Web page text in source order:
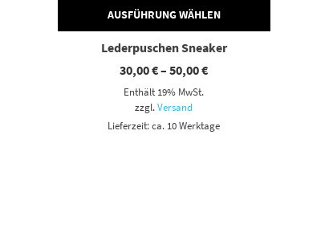
AUSFÜHRUNG WÄHLEN
Lederpuschen Sneaker
30,00€–50,00€Preisspanne:
Enthält 19% MwSt.
zzgl.Versand
Lieferzeit: ca. 10 Werktage